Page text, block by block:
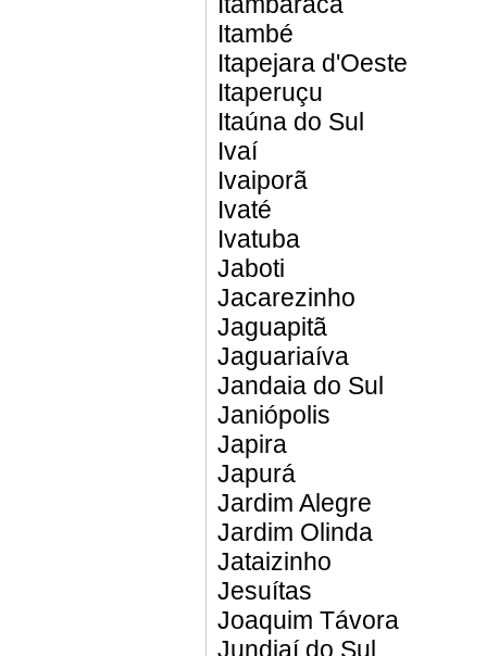
Itambé
Itapejara d'Oeste
Itaperuçu
Itaúna do Sul
Ivaí
Ivaiporã
Ivaté
Ivatuba
Jaboti
Jacarezinho
Jaguapitã
Jaguariaíva
Jandaia do Sul
Janiópolis
Japira
Japurá
Jardim Alegre
Jardim Olinda
Jataizinho
Jesuítas
Joaquim Távora
Jundiaí do Sul